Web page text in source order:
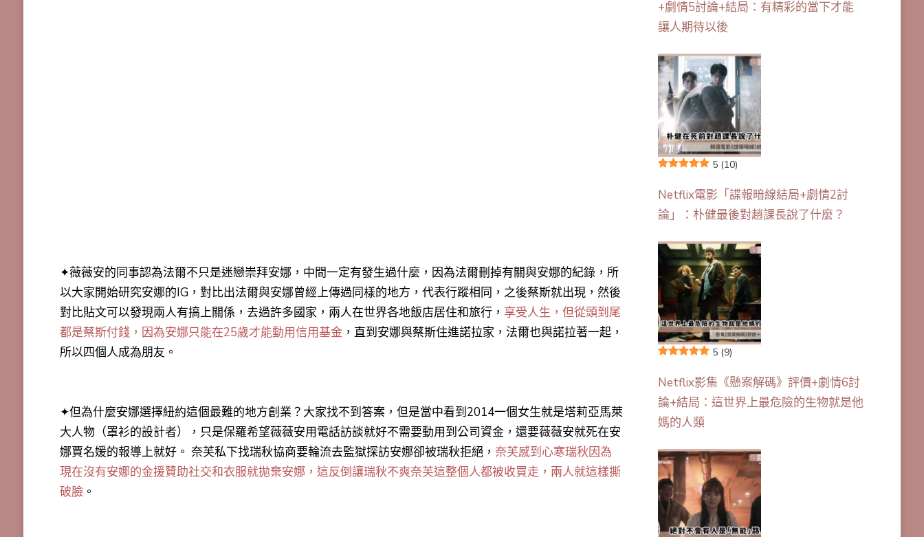
✦薇薇安的同事認為法爾不只是迷戀崇拜安娜，中間一定有發生過什麼，因為法爾刪掉有關與安娜的紀錄，所
以大家開始研究安娜的IG，對比出法爾與安娜曾經上傳過同樣的地方，代表行蹤相同，之後蔡斯就出現，然後
對比貼文可以發現兩人有搞上關係，去過許多國家，兩人在世界各地飯店居住和旅行， 享受人生，但從頭到尾
都是蔡斯付錢，因為安娜只能在25歲才能動用信用基金，直到安娜與蔡斯住進諾拉家，法爾也與諾拉著一起，
所以四個人成為朋友。
✦但為什麼安娜選擇紐約這個最難的地方創業？大家找不到答案，但是當中看到2014一個女生就是塔莉亞馬萊
大人物（罩衫的設計者），只是保羅希望薇薇安用電話訪談就好不需要動用到公司資金，還要薇薇安就死在安
娜賈名媛的報導上就好。 奈芙私下找瑞秋協商要輪流去監獄探訪安娜卻被瑞秋拒絕， 奈芙感到心寒瑞秋因為
現在沒有安娜的金援贊助社交和衣服就拋棄安娜，這反倒讓瑞秋不爽奈芙這整個人都被收買走，兩人就這樣撕
破臉。
+劇情5討論+結局：有精彩的當下才能
讓人期待以後
5 (10)
Netflix電影「諜報暗線結局+劇情2討
論」：朴健最後對趙課長說了什麼？
5 (9)
Netflix影集《懸案解碼》評價+劇情6討
論+結局：這世界上最危險的生物就是他
媽的人類